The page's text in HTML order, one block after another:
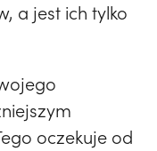
a jest ich tylko
oczekuje od